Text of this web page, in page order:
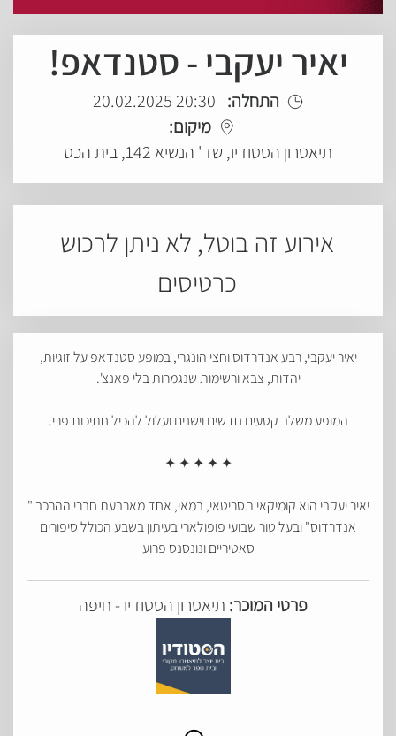
יאיר יעקבי - סטנדאפ!
התחלה: 20:30 20.02.2025
מיקום:
תיאטרון הסטודיו, שד' הנשיא 142, בית הכט
אירוע זה בוטל, לא ניתן לרכוש
כרטיסים
יאיר יעקבי, רבע אנדרדוס וחצי הונגרי, במופע סטנדאפ על זוגיות,
יהדות, צבא ורשימות שנגמרות בלי פאנצ'.
המופע משלב קטעים חדשים וישנים ועלול להכיל חתיכות פרי.
✦ ✦ ✦ ✦ ✦
יאיר יעקבי הוא קומיקאי תסריטאי, במאי, אחד מארבעת חברי ההרכב "
אנדרדוס" ובעל טור שבועי פופולארי בעיתון בשבע הכולל סיפורים
סאטיריים ונונסנס פרוע
פרטי המוכר: תיאטרון הסטודיו - חיפה